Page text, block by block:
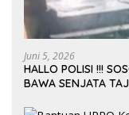
Juni 5, 2026
HALLO POLISI !!!
BAWA SENJATA